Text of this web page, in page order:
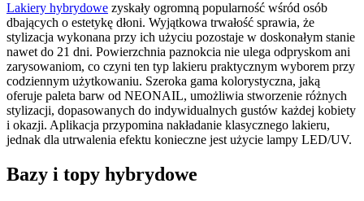
Lakiery hybrydowe zyskały ogromną popularność wśród osób
dbających o estetykę dłoni. Wyjątkowa trwałość sprawia, że
stylizacja wykonana przy ich użyciu pozostaje w doskonałym stanie
nawet do 21 dni. Powierzchnia paznokcia nie ulega odpryskom ani
zarysowaniom, co czyni ten typ lakieru praktycznym wyborem przy
codziennym użytkowaniu. Szeroka gama kolorystyczna, jaką
oferuje paleta barw od NEONAIL, umożliwia stworzenie różnych
stylizacji, dopasowanych do indywidualnych gustów każdej kobiety
i okazji. Aplikacja przypomina nakładanie klasycznego lakieru,
jednak dla utrwalenia efektu konieczne jest użycie lampy LED/UV.
Bazy i topy hybrydowe